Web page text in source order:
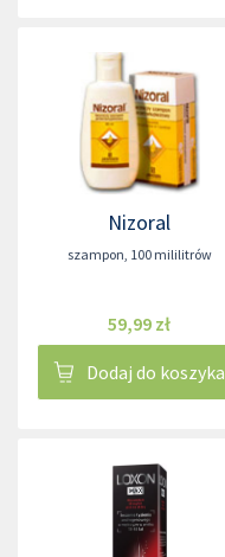
Nizoral
szampon, 100 mililitrów
59,99 zł
Dodaj do koszyka